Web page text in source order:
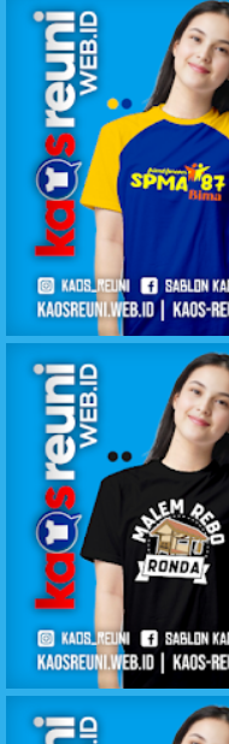
KAOS KELAS SPMA 87
KAOS MALEM REBO RONDA